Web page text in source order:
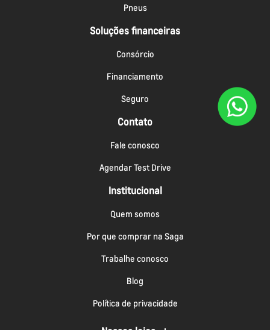
Pneus
Soluções financeiras
Consórcio
Financiamento
Seguro
Contato
Fale conosco
Agendar Test Drive
Institucional
Quem somos
Por que comprar na Saga
Trabalhe conosco
Blog
Política de privacidade